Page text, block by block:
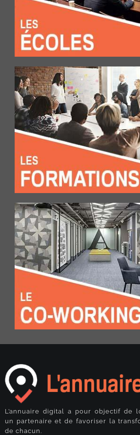
L’annuaire digital a pour objectif de
un partenaire et de favoriser la
de chacun.